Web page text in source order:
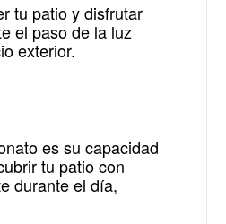
tu patio y disfrutar
el paso de la luz
exterior.
es su capacidad
tu patio con
durante el día,